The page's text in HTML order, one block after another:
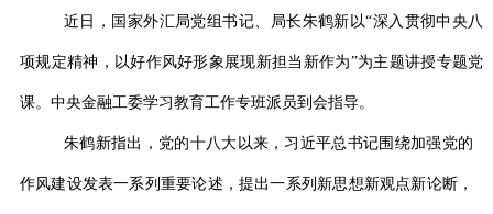
近日 ， 国家外汇局党组书记、局长朱鹤新以“深入贯彻中央八
项规定精神，以好作风好形象展现新担当新作为”为主题讲授专题党
课。中央金融工委学习教育工作专班派员到会指导。
朱鹤新指出，党的十八大以来，习近平总书记围绕加强党的
作风建设发表一系列重要论述，提出一系列新思想新观点新论断，